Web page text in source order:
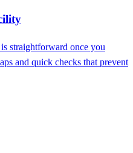
straightforward once you
and quick checks that prevent